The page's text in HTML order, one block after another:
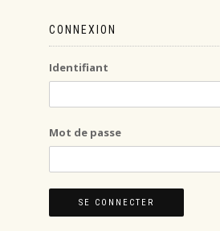
CONNEXION
Identifiant
Mot de passe